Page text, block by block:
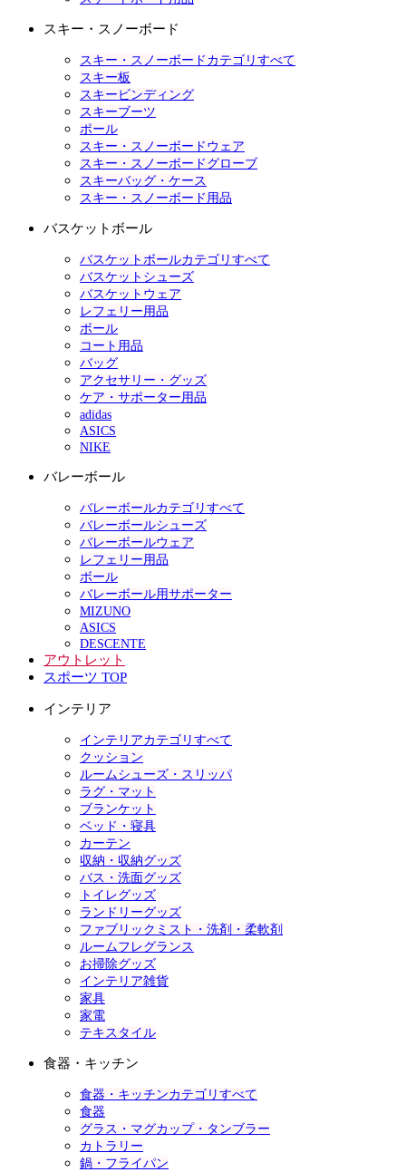
スキー・スノーボード
スキー・スノーボードカテゴリすべて
スキー板
スキービンディング
スキーブーツ
ポール
スキー・スノーボードウェア
スキー・スノーボードグローブ
スキーバッグ・ケース
スキー・スノーボード用品
バスケットボール
バスケットボールカテゴリすべて
バスケットシューズ
バスケットウェア
レフェリー用品
ボール
コート用品
バッグ
アクセサリー・グッズ
ケア・サポーター用品
adidas
ASICS
NIKE
バレーボール
バレーボールカテゴリすべて
バレーボールシューズ
バレーボールウェア
レフェリー用品
ボール
バレーボール用サポーター
MIZUNO
ASICS
DESCENTE
アウトレット
スポーツ TOP
インテリア
インテリアカテゴリすべて
クッション
ルームシューズ・スリッパ
ラグ・マット
ブランケット
ベッド・寝具
カーテン
収納・収納グッズ
バス・洗面グッズ
トイレグッズ
ランドリーグッズ
ファブリックミスト・洗剤・柔軟剤
ルームフレグランス
お掃除グッズ
インテリア雑貨
家具
家電
テキスタイル
食器・キッチン
食器・キッチンカテゴリすべて
食器
グラス・マグカップ・タンブラー
カトラリー
鍋・フライパン